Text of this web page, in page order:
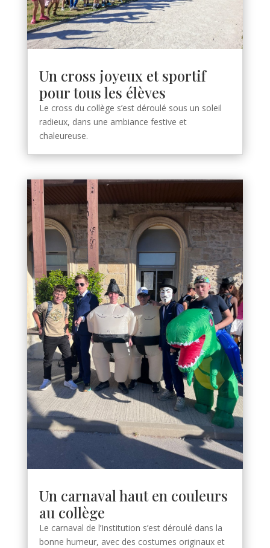
Un cross joyeux et sportif
pour tous les élèves
Le cross du collège s’est déroulé sous un soleil
radieux, dans une ambiance festive et
chaleureuse.
Un carnaval haut en couleurs
au collège
Le carnaval de l’Institution s’est déroulé dans la
bonne humeur, avec des costumes originaux et